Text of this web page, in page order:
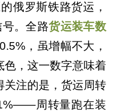
俄罗斯铁路货运，
。全路货运装车数
，虽增幅不大，
色，这一数字意味着
关注的是，货运周转
周转量跑在装